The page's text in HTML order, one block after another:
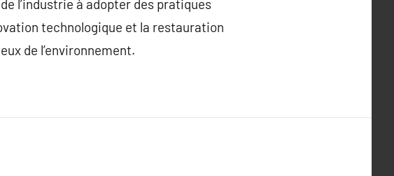
l’industrie à adopter des pratiques
technologique et la restauration
de l’environnement.